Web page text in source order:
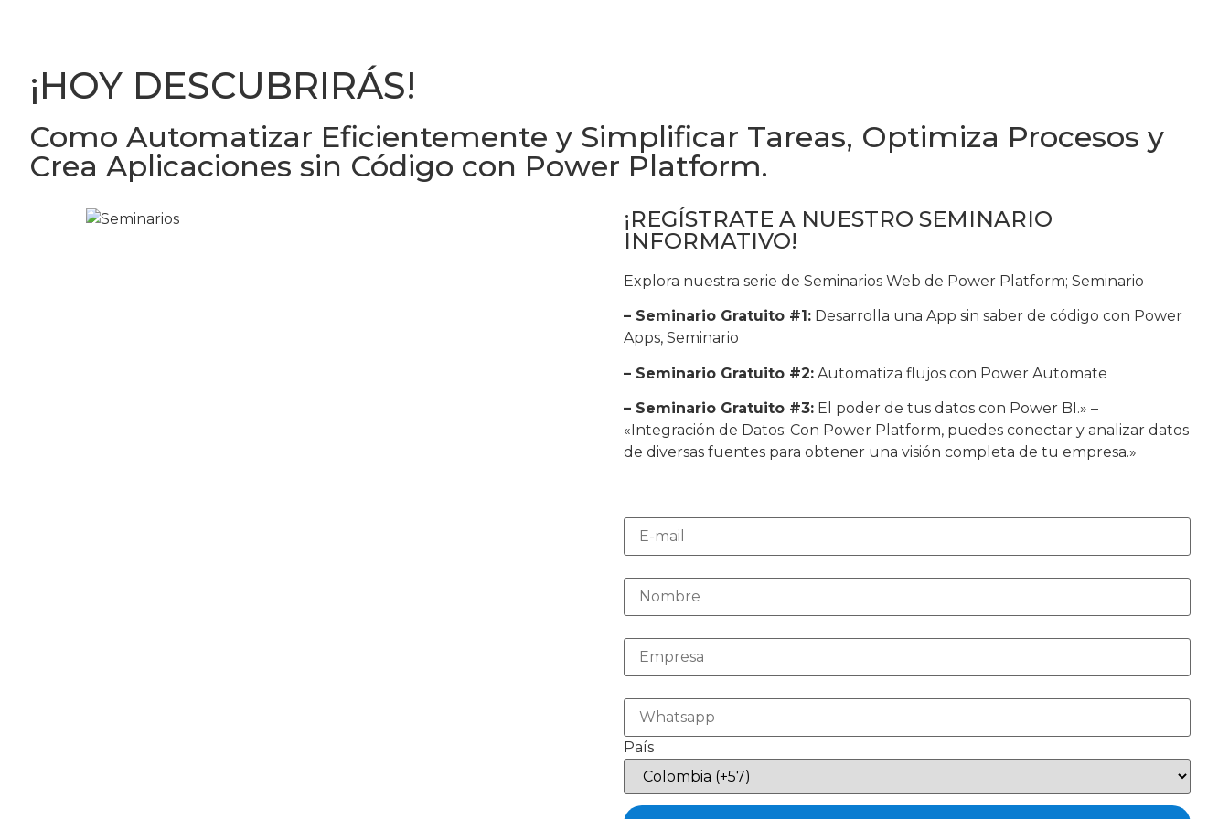
¡HOY DESCUBRIRÁS!
Como Automatizar Eficientemente y Simplificar Tareas, Optimiza Procesos y
Crea Aplicaciones sin Código con Power Platform.
¡REGÍSTRATE A NUESTRO SEMINARIO
INFORMATIVO!
Explora nuestra serie de Seminarios Web de Power Platform; Seminario
– Seminario Gratuito #1: Desarrolla una App sin saber de código con Power
Apps, Seminario
– Seminario Gratuito #2: Automatiza flujos con Power Automate
– Seminario Gratuito #3: El poder de tus datos con Power BI.» –
«Integración de Datos: Con Power Platform, puedes conectar y analizar datos
de diversas fuentes para obtener una visión completa de tu empresa.»
País